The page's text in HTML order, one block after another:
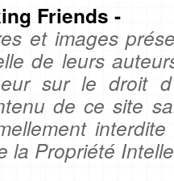
Friends -
et images
de leurs
sur le droit
de ce site
la Propriété